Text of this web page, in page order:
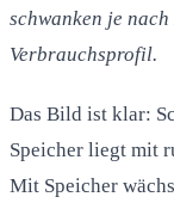
schwanken je
Verbrauchsprofil.
Das Bild ist klar:
Speicher liegt mit
Mit Speicher